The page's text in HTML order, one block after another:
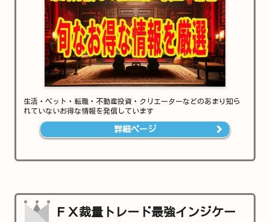
生活・ペット・転職・不動産投資・クリエーターなどのあまり知ら
れていないお得な情報を発信しています
詳細ページ
ＦＸ裁量トレード最強インジケー